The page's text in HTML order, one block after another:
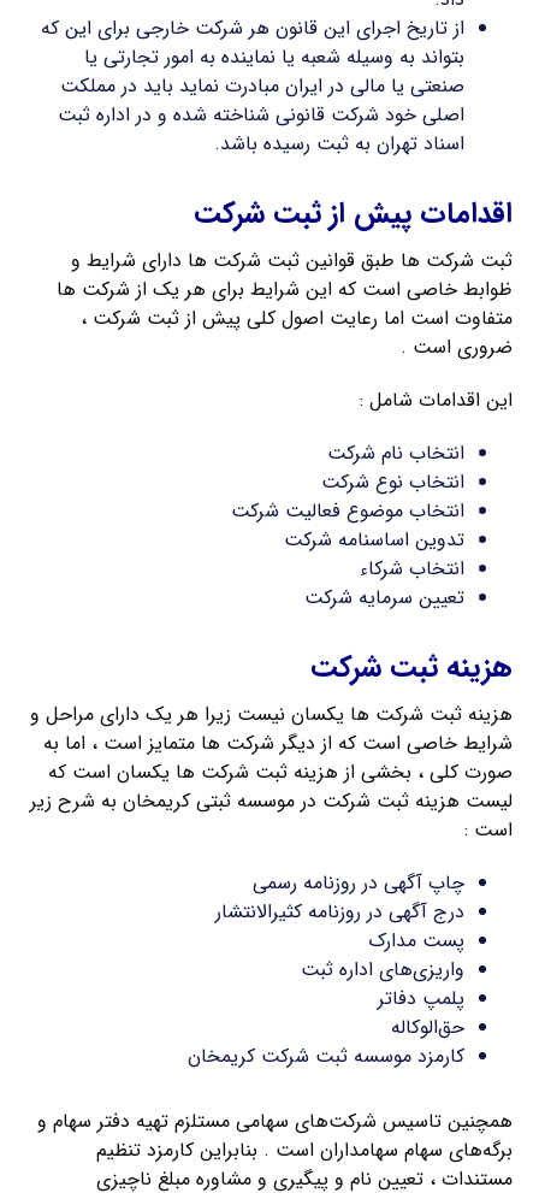
از تاریخ اجرای این قانون هر شرکت خارجی برای این که
بتواند به وسیله شعبه یا نماینده به امور تجارتی یا
صنعتی یا مالی در ایران مبادرت نماید باید در مملکت
اصلی خود شرکت قانونی شناخته شده و در اداره ثبت
اسناد تهران به ثبت رسیده باشد.
اقدامات پیش از ثبت شرکت
ثبت شرکت ها طبق قوانین ثبت شرکت ها دارای شرایط و
ظوابط خاصی است که این شرایط برای هر یک از شرکت ها
متفاوت است اما رعایت اصول کلی پیش از ثبت شرکت ،
ضروری است .
این اقدامات شامل :
انتخاب نام شرکت
انتخاب نوع شرکت
انتخاب موضوع فعالیت شرکت
تدوین اساسنامه شرکت
انتخاب شرکاء
تعیین سرمایه شرکت
هزینه ثبت شرکت
هزینه ثبت شرکت ها یکسان نیست زیرا هر یک دارای مراحل و
شرایط خاصی است که از دیگر شرکت ها متمایز است ، اما به
صورت کلی ، بخشی از هزینه ثبت شرکت ها یکسان است که
لیست هزینه ثبت شرکت در موسسه ثبتی کریمخان به شرح زیر
است :
چاپ آگهی در روزنامه رسمی
درج آگهی در روزنامه کثیرالانتشار
پست مدارک
واریزی‌های اداره ثبت
پلمپ دفاتر
حق‌الوکاله
کارمزد موسسه ثبت شرکت کریمخان
همچنین تاسیس شرکت‌های سهامی مستلزم تهیه دفتر سهام و
برگه‌های سهام سهامداران است . بنابراین کارمزد تنظیم
مستندات ، تعیین نام و پیگیری و مشاوره مبلغ ناچیزی